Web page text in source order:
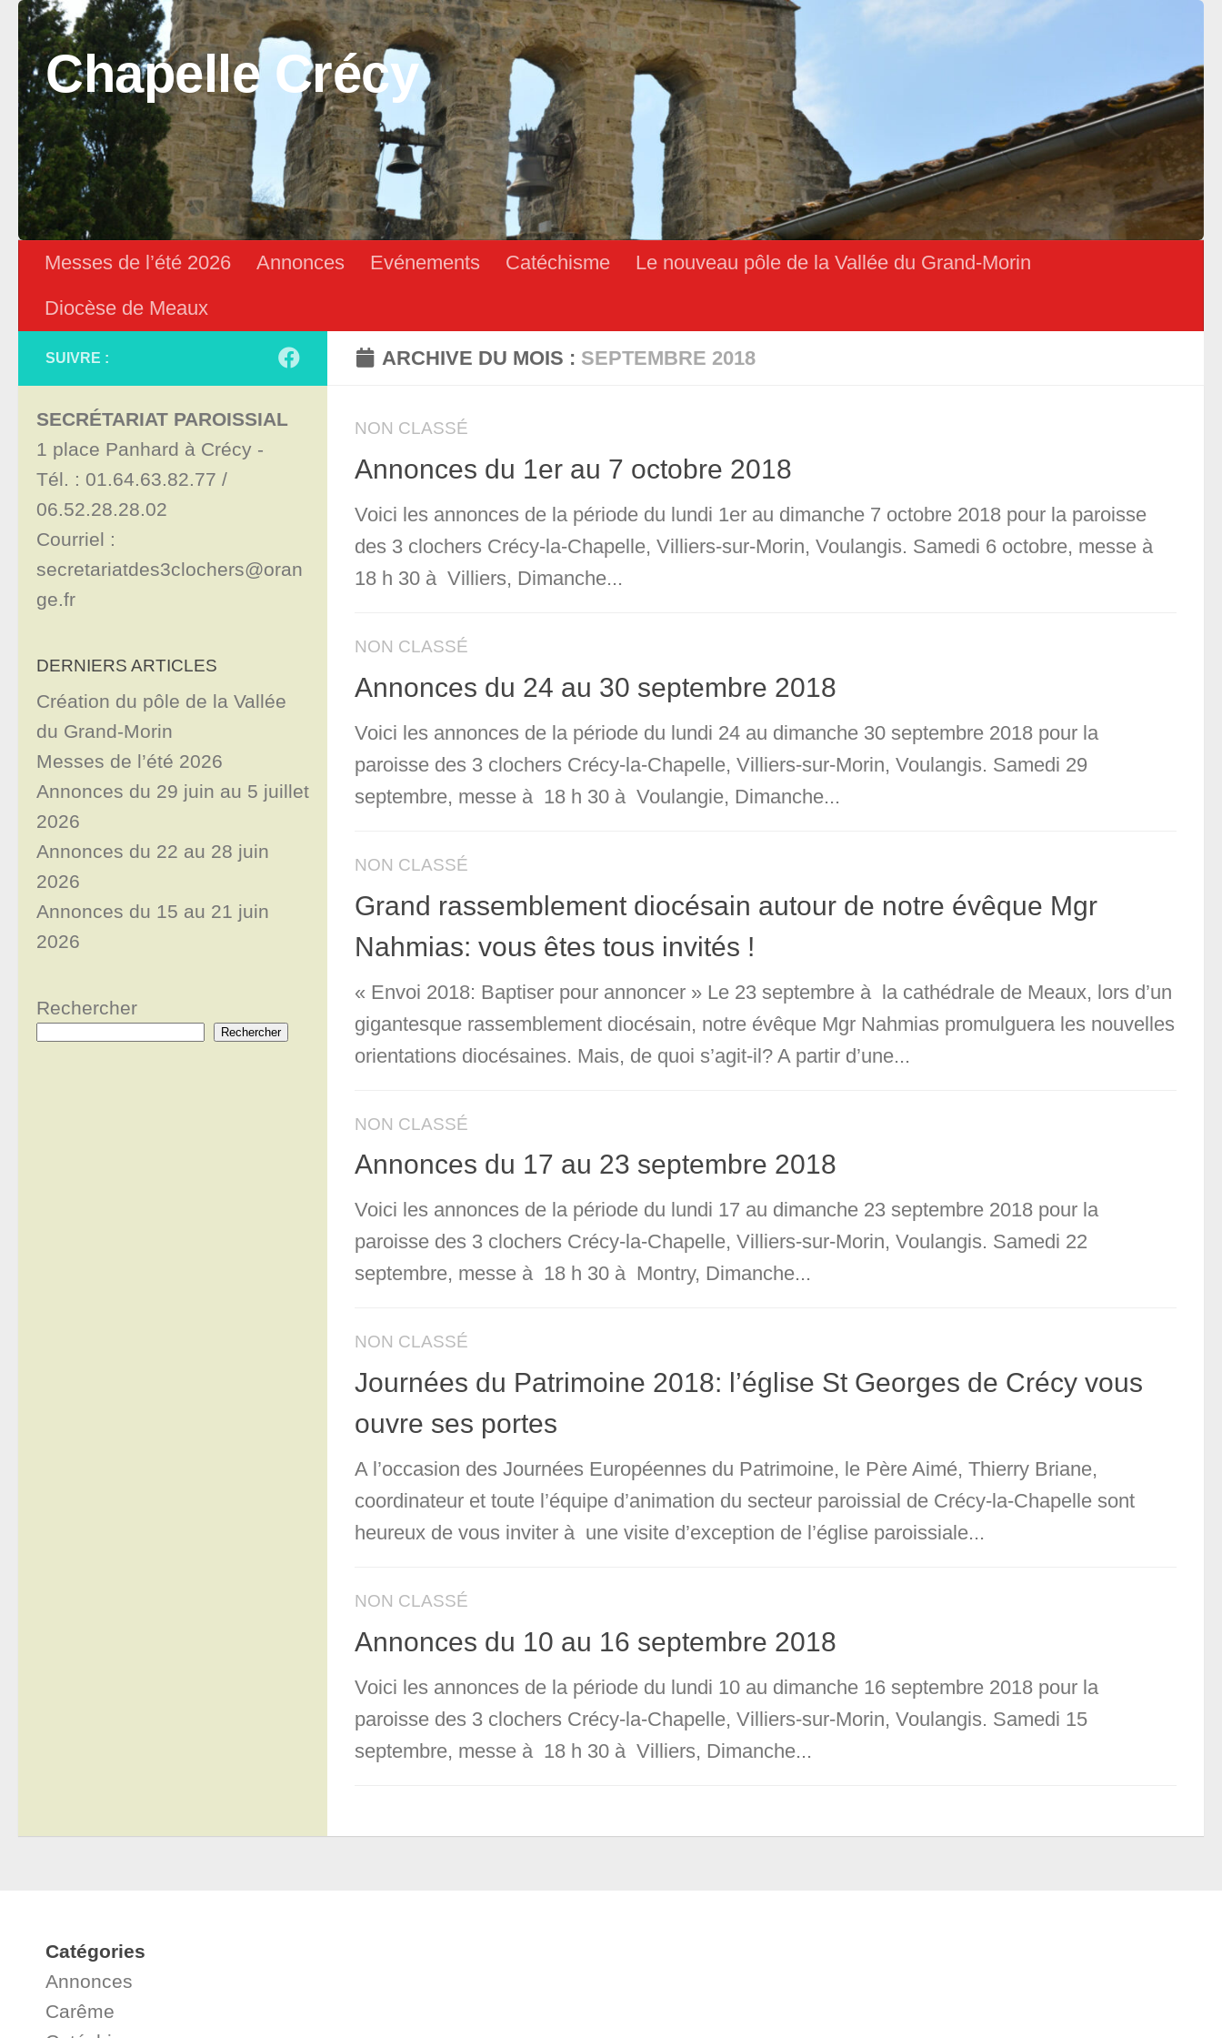
Skip to content
Chapelle Crécy
Messes de l’été 2026 Annonces Evénements Catéchisme
Le nouveau pôle de la Vallée du Grand-Morin
Diocèse de Meaux
ARCHIVE DU MOIS : SEPTEMBRE 2018
NON CLASSÉ
Annonces du 1er au 7 octobre 2018
Voici les annonces de la période du lundi 1er au dimanche 7 octobre 2018 pour la paroisse
des 3 clochers Crécy-la-Chapelle, Villiers-sur-Morin, Voulangis. Samedi 6 octobre, messe à
18 h 30 à Villiers, Dimanche...
NON CLASSÉ
Annonces du 24 au 30 septembre 2018
Voici les annonces de la période du lundi 24 au dimanche 30 septembre 2018 pour la
paroisse des 3 clochers Crécy-la-Chapelle, Villiers-sur-Morin, Voulangis. Samedi 29
septembre, messe à 18 h 30 à Voulangie, Dimanche...
NON CLASSÉ
Grand rassemblement diocésain autour de notre évêque Mgr
Nahmias: vous êtes tous invités !
« Envoi 2018: Baptiser pour annoncer » Le 23 septembre à la cathédrale de Meaux, lors d’un
gigantesque rassemblement diocésain, notre évêque Mgr Nahmias promulguera les nouvelles
orientations diocésaines. Mais, de quoi s’agit-il? A partir d’une...
NON CLASSÉ
Annonces du 17 au 23 septembre 2018
Voici les annonces de la période du lundi 17 au dimanche 23 septembre 2018 pour la
paroisse des 3 clochers Crécy-la-Chapelle, Villiers-sur-Morin, Voulangis. Samedi 22
septembre, messe à 18 h 30 à Montry, Dimanche...
NON CLASSÉ
Journées du Patrimoine 2018: l’église St Georges de Crécy vous
ouvre ses portes
A l’occasion des Journées Européennes du Patrimoine, le Père Aimé, Thierry Briane,
coordinateur et toute l’équipe d’animation du secteur paroissial de Crécy-la-Chapelle sont
heureux de vous inviter à une visite d’exception de l’église paroissiale...
NON CLASSÉ
Annonces du 10 au 16 septembre 2018
Voici les annonces de la période du lundi 10 au dimanche 16 septembre 2018 pour la
paroisse des 3 clochers Crécy-la-Chapelle, Villiers-sur-Morin, Voulangis. Samedi 15
septembre, messe à 18 h 30 à Villiers, Dimanche...
SUIVRE :
SECRÉTARIAT PAROISSIAL
1 place Panhard à Crécy -
Tél. : 01.64.63.82.77 /
06.52.28.28.02
Courriel :
secretariatdes3clochers@oran
ge.fr
DERNIERS ARTICLES
Création du pôle de la Vallée
du Grand-Morin
Messes de l’été 2026
Annonces du 29 juin au 5 juillet
2026
Annonces du 22 au 28 juin
2026
Annonces du 15 au 21 juin
2026
Rechercher
Rechercher
Catégories
Annonces
Carême